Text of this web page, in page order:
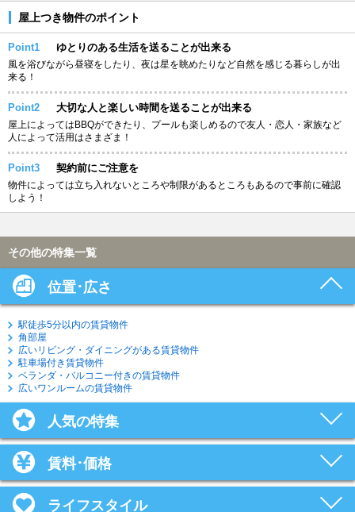
屋上つき物件のポイント
Point1 ゆとりのある生活を送ることが出来る
風を浴びながら昼寝をしたり、夜は星を眺めたりなど自然を感じる暮らしが出
来る！
Point2 大切な人と楽しい時間を送ることが出来る
屋上によってはBBQができたり、プールも楽しめるので友人・恋人・家族など
人によって活用はさまざま！
Point3 契約前にご注意を
物件によっては立ち入れないところや制限があるところもあるので事前に確認
しよう！
その他の特集一覧
位置･広さ
駅徒歩5分以内の賃貸物件
角部屋
広いリビング・ダイニングがある賃貸物件
駐車場付き賃貸物件
ベランダ・バルコニー付きの賃貸物件
広いワンルームの賃貸物件
人気の特集
賃料･価格
ライフスタイル